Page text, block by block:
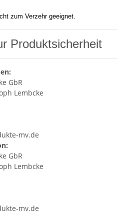
zum Verzehr geeignet.
Produktsicherheit
GbR
Lembcke
mv.de
GbR
Lembcke
mv.de